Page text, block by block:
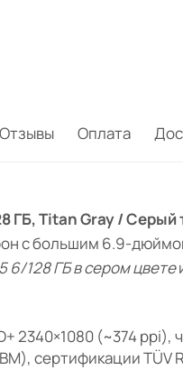
Отзывы Оплата
ГБ, Titan Gray / Серый
с большим 6.9-
6/128 ГБ в сером цвете
2340×1080 (~374
сертификации